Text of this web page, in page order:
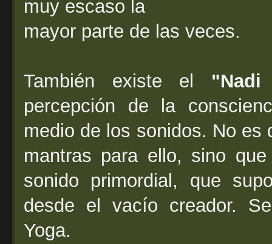
muy escaso la
mayor parte de las veces.
También existe el "Nadi
percepción de la
medio de los sonidos. No es
mantras para ello, sino
sonido primordial, que
desde el vacío creador.
Yoga.